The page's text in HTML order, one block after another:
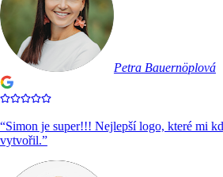
Petra Bauernöplová
Simon je super!!! Nejlepší logo, které mi
”